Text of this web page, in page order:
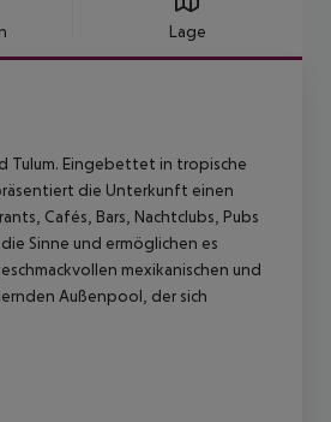
Lage
Tulum. Eingebettet in tropische
die Unterkunft einen
Cafés, Bars, Nachtclubs, Pubs
Sinne und ermöglichen es
mexikanischen und
Außenpool, der sich